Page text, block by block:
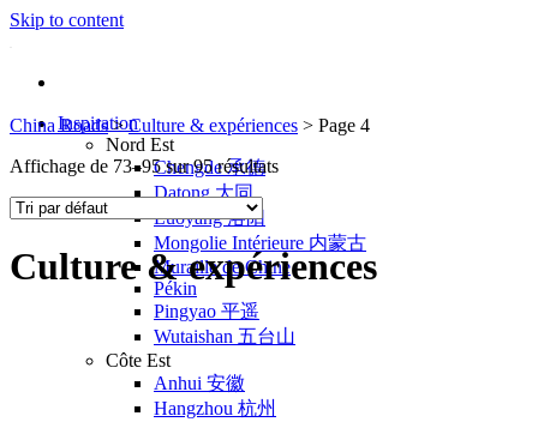
Skip to content
Inspiration
Nord Est
Chengde 承德
Datong 大同
Luoyang 洛阳
Mongolie Intérieure 内蒙古
Muraille de Chine
Pékin
Pingyao 平遥
Wutaishan 五台山
Côte Est
Anhui 安徽
Hangzhou 杭州
China Roads > Culture & expériences > Page 4
Affichage de 73–95 sur 95 résultats
Culture & expériences